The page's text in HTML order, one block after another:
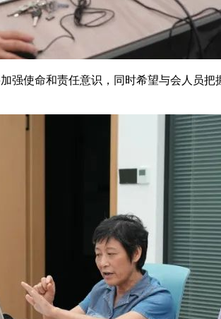
强使命和责任意识，同时希望与会人员